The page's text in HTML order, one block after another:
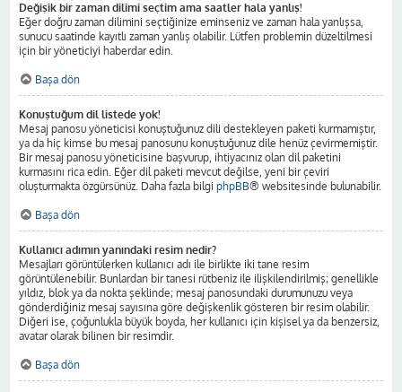
Değişik bir zaman dilimi seçtim ama saatler hala yanlış!
Eğer doğru zaman dilimini seçtiğinize eminseniz ve zaman hala yanlışsa,
sunucu saatinde kayıtlı zaman yanlış olabilir. Lütfen problemin düzeltilmesi
için bir yöneticiyi haberdar edin.
Başa dön
Konuştuğum dil listede yok!
Mesaj panosu yöneticisi konuştuğunuz dili destekleyen paketi kurmamıştır,
ya da hiç kimse bu mesaj panosunu konuştuğunuz dile henüz çevirmemiştir.
Bir mesaj panosu yöneticisine başvurup, ihtiyacınız olan dil paketini
kurmasını rica edin. Eğer dil paketi mevcut değilse, yeni bir çeviri
oluşturmakta özgürsünüz. Daha fazla bilgi phpBB® websitesinde bulunabilir.
Başa dön
Kullanıcı adımın yanındaki resim nedir?
Mesajları görüntülerken kullanıcı adı ile birlikte iki tane resim
görüntülenebilir. Bunlardan bir tanesi rütbeniz ile ilişkilendirilmiş; genellikle
yıldız, blok ya da nokta şeklinde; mesaj panosundaki durumunuzu veya
gönderdiğiniz mesaj sayısına göre değişkenlik gösteren bir resim olabilir.
Diğeri ise, çoğunlukla büyük boyda, her kullanıcı için kişisel ya da benzersiz,
avatar olarak bilinen bir resimdir.
Başa dön